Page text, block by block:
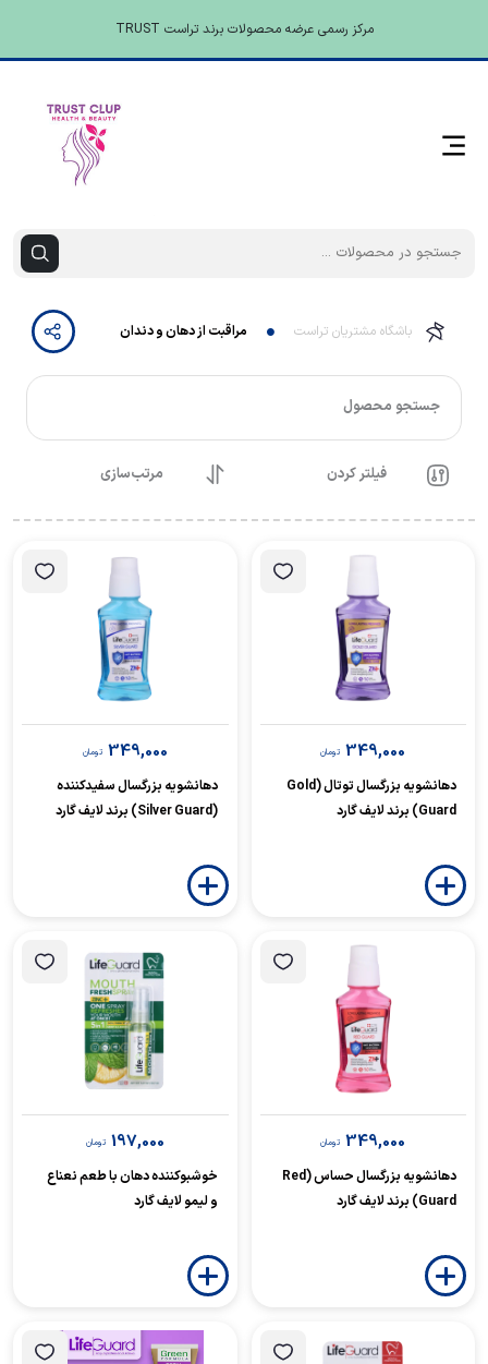
مرکز رسمی عرضه محصولات برند تراست TRUST
باشگاه مشتریان تراست مراقبت از دهان و دندان
جستجو محصول
فیلتر کردن مرتب‌سازی
349,000 تومان
دهانشویه بزرگسال توتال (Gold
Guard) برند لایف گارد
349,000 تومان
دهانشویه بزرگسال سفیدکننده
(Silver Guard) برند لایف گارد
349,000 تومان
دهانشویه بزرگسال حساس (Red
Guard) برند لایف گارد
197,000 تومان
خوشبوکننده دهان با طعم نعناع
و لیمو لایف‌ گارد